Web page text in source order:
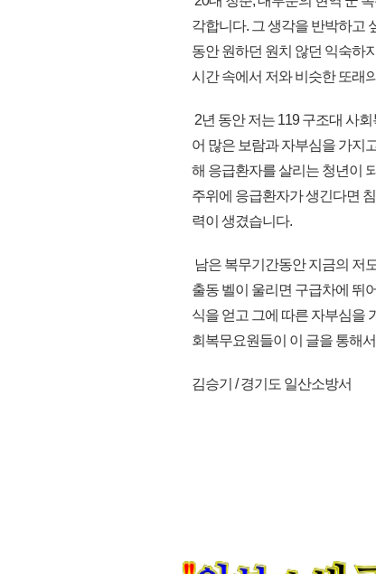
각합니다. 그 생각을 반박하고
동안 원하던 원치 않던 익숙하
시간 속에서 저와 비슷한 또래
2년 동안 저는 119 구조대 사
어 많은 보람과 자부심을 가지
해 응급환자를 살리는 청년이
주위에 응급환자가 생긴다면
력이 생겼습니다.
남은 복무기간동안 지금의 저
출동 벨이 울리면 구급차에 뛰
식을 얻고 그에 따른 자부심을
회복무요원들이 이 글을 통해
김승기 / 경기도 일산소방서